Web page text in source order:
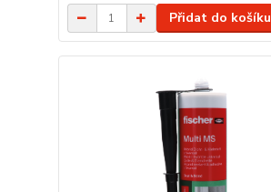
Přidat do košíku